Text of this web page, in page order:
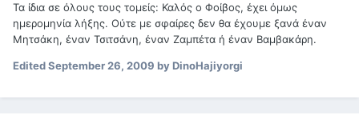
Τα ίδια σε όλους τους τομείς: Καλός ο Φοίβος, έχει όμως
ημερομηνία λήξης. Ούτε με σφαίρες δεν θα έχουμε ξανά έναν
Μητσάκη, έναν Τσιτσάνη, έναν Ζαμπέτα ή έναν Βαμβακάρη.
EditedSeptember 26, 2009 by DinoHajiyorgi